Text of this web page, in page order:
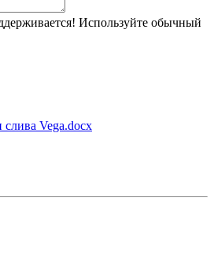
Используйте обычный
Vega.docx